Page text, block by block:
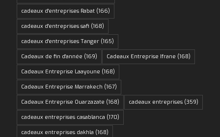
cadeaux d'entreprises Rabat(166)
cadeaux d'entreprises safi (168)
cadeaux d'entreprises Tanger(165)
Cadeaux de fin d'année (169) Cadeaux Entreprise Ifrane (168)
Cadeaux Entreprise Laayoune (168)
Cadeaux Entreprise Marrakech (167)
Cadeaux Entreprise Ouarzazate (168) cadeaux entreprises(359)
cadeaux entreprises casablanca (170)
cadeaux entreprises dakhla (168)